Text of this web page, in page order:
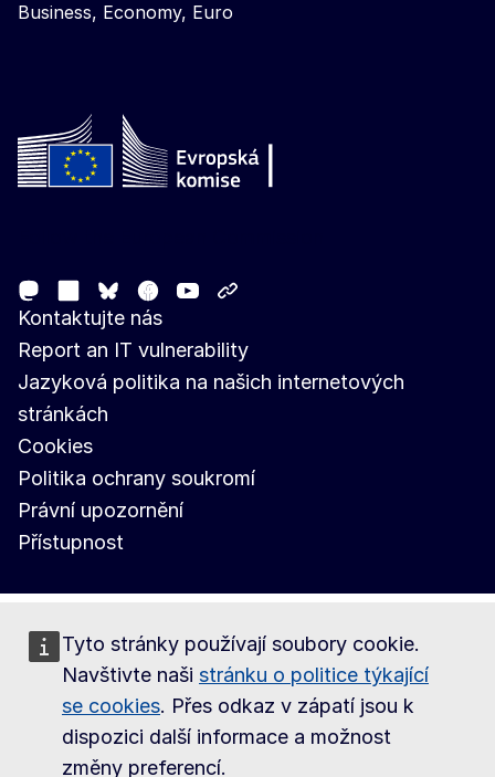
Tyto stránky používají soubory cookie.
Navštivte naši stránku o politice týkající
se cookies. Přes odkaz v zápatí jsou k
dispozici další informace a možnost
změny preferencí.
Business, Economy, Euro
MastodonLinkedIn
Bluesky
Facebook
Youtube
Kontaktujte nás
Report an IT vulnerability
Jazyková politika na našich internetových
stránkách
Cookies
Politika ochrany soukromí
Právní upozornění
Přístupnost